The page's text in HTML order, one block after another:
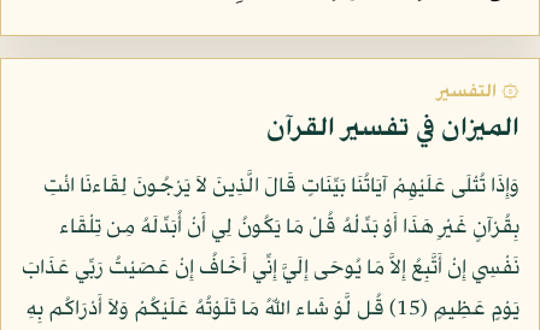
۞ التفسير
الميزان في تفسير القرآن
وَإِذَا تُتْلَى عَلَيْهِمْ آيَاتُنَا بَيِّنَاتٍ قَالَ الَّذِينَ لاَ يَرْجُونَ لِقَاءنَا ائْتِ
بِقُرْآنٍ غَيْرِ هَذَا أَوْ بَدِّلْهُ قُلْ مَا يَكُونُ لِي أَنْ أُبَدِّلَهُ مِن تِلْقَاء
نَفْسِي إِنْ أَتَّبِعُ إِلاَّ مَا يُوحَى إِلَيَّ إِنِّي أَخَافُ إِنْ عَصَيْتُ رَبِّي عَذَابَ
يَوْمٍ عَظِيمٍ (15) قُل لَّوْ شَاء اللّهُ مَا تَلَوْتُهُ عَلَيْكُمْ وَلاَ أَدْرَاكُم بِهِ